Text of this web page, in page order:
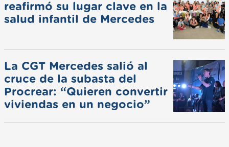
reafirmó su lugar clave en la
salud infantil de Mercedes
La CGT Mercedes salió al
cruce de la subasta del
Procrear: “Quieren convertir
viviendas en un negocio”